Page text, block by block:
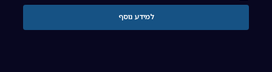
למידע נוסף